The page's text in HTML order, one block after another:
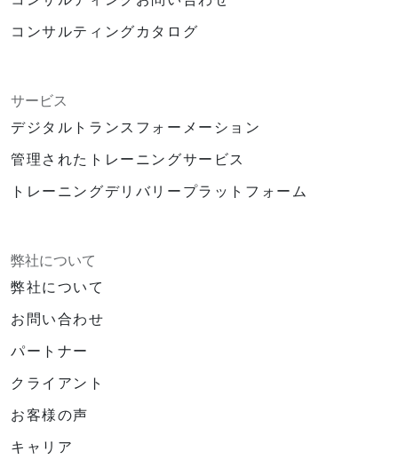
コンサルティングカタログ
サービス
デジタルトランスフォーメーション
管理されたトレーニングサービス
トレーニングデリバリープラットフォーム
弊社について
弊社について
お問い合わせ
パートナー
クライアント
お客様の声
キャリア